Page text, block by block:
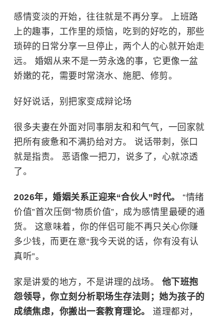
感情变淡的开始，往往就是不再分享。 上班路
上的趣事，工作里的烦恼，吃到的好吃的，那些
琐碎的日常分享一旦停止，两个人的心就开始走
远。 婚姻从来不是一劳永逸的事，它更像一盆
娇嫩的花，需要时常浇水、施肥、修剪。
好好说话，别把家变成辩论场
很多夫妻在外面对同事朋友和和气气，一回家就
把所有疲惫和不满扔给对方。 说话带刺，张口
就是指责。 恶语像一把刀，说多了，心就凉透
了。
2026年，婚姻关系正迎来“合伙人”时代。 “情绪
价值”首次压倒“物质价值”，成为感情里最硬的通
货。 这意味着，你的伴侣可能不再只关心你赚
多少钱，而更在意“我今天说的话，你有没有认
真听”。
家是讲爱的地方，不是讲理的战场。 他下班抱
怨领导，你立刻分析职场生存法则；她为孩子的
成绩焦虑，你搬出一套教育理论。 道理都对，